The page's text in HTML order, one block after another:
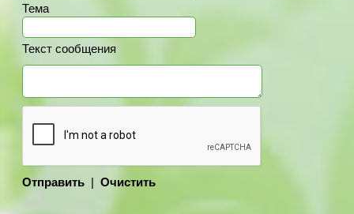
Тема
Текст сообщения
Отправить Очистить